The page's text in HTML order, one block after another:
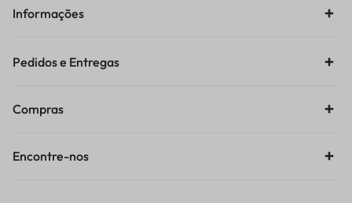
Informações
Pedidos e Entregas
Compras
Encontre-nos